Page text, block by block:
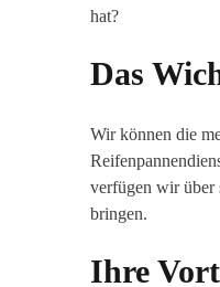
hat?
Das
Wir können die
verfügen wir über
bringen.
Ihre